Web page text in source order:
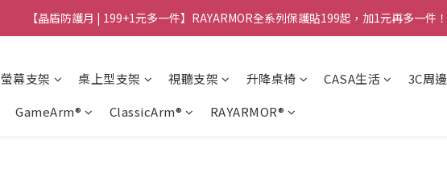
【晶盾防護月 | 199+1元多一件】RAYARMOR全系列保護貼199起，加1元再多一件！
螢幕支架 桌上型支架 視聽支架 升降桌椅 CASA生活 3C周邊
GameArm® ClassicArm® RAYARMOR®